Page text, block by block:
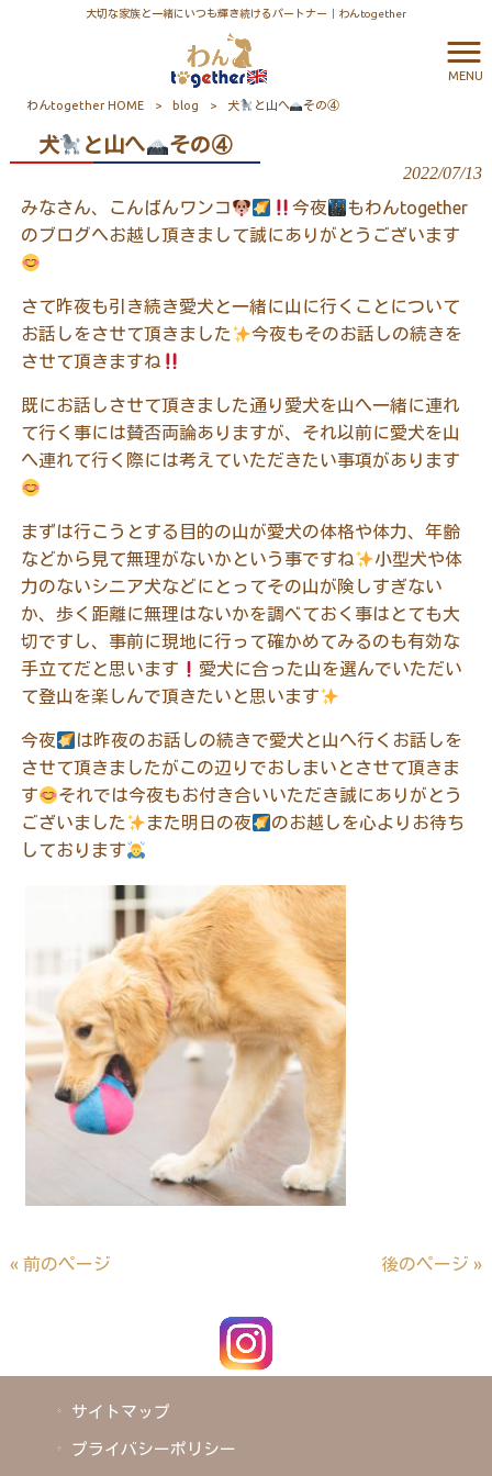
大切な家族と一緒にいつも輝き続けるパートナー｜わんtogether
MENU
わんtogether HOME > blog > 犬 と山へ その④
犬 と山へ その④
2022/07/13
みなさん、こんばんワンコ 今夜 もわんtogether
のブログへお越し頂きまして誠にありがとうございます
さて昨夜も引き続き愛犬と一緒に山に行くことについて
お話しをさせて頂きました
今夜もそのお話しの続きを
させて頂きますね
既にお話しさせて頂きました通り愛犬を山へ一緒に連れ
て行く事には賛否両論ありますが、それ以前に愛犬を山
へ連れて行く際には考えていただきたい事項があります
まずは行こうとする目的の山が愛犬の体格や体力、年齢
などから見て無理がないかという事ですね
小型犬や体
力のないシニア犬などにとってその山が険しすぎない
か、歩く距離に無理はないかを調べておく事はとても大
切ですし、事前に現地に行って確かめてみるのも有効な
手立てだと思います
愛犬に合った山を選んでいただい
て登山を楽しんで頂きたいと思います
今夜
は昨夜のお話しの続きで愛犬と山へ行くお話しを
させて頂きましたがこの辺りでおしまいとさせて頂きま
す
それでは今夜もお付き合いいただき誠にありがとう
ございました
また明日の夜
のお越しを心よりお待ち
しております
« 前のページ 後のページ »
サイトマップ
プライバシーポリシー